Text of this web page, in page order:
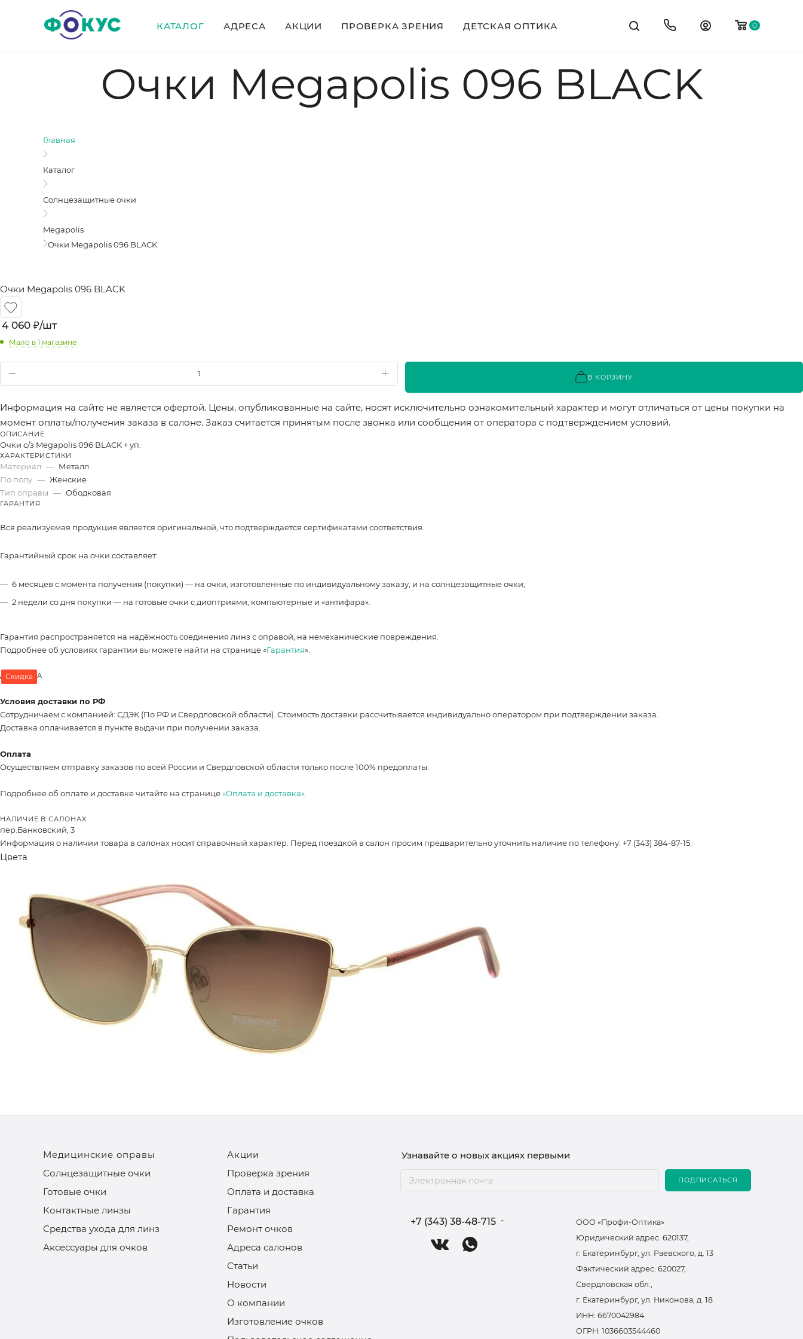
0
КАТАЛОГ АДРЕСА АКЦИИ ПРОВЕРКА ЗРЕНИЯ ДЕТСКАЯ ОПТИКА
Очки Megapolis 096 BLACK
Главная
Каталог
Солнцезащитные очки
Megapolis
Очки Megapolis 096 BLACK
Скидка
Очки Megapolis 096 BLACK
4 060 ₽/шт
Мало в 1 магазине
В КОРЗИНУ
Информация на сайте не является офертой. Цены, опубликованные на сайте, носят исключительно ознакомительный характер и могут отличаться от цены покупки на
момент оплаты/получения заказа в салоне. Заказ считается принятым после звонка или сообщения от оператора с подтверждением условий.
ОПИСАНИЕ
Очки с/з Megapolis 096 BLACK + уп.
ХАРАКТЕРИСТИКИ
Материал — Металл
По полу — Женские
Тип оправы — Ободковая
ГАРАНТИЯ
Вся реализуемая продукция является оригинальной, что подтверждается сертификатами соответствия.
Гарантийный срок на очки составляет:
6 месяцев с момента получения (покупки) — на очки, изготовленные по индивидуальному заказу, и на солнцезащитные очки;
2 недели со дня покупки — на готовые очки с диоптриями, компьютерные и «антифара».
Гарантия распространяется на надёжность соединения линз с оправой, на немеханические повреждения.
Подробнее об условиях гарантии вы можете найти на странице «Гарантия».
ДОСТАВКА
Условия доставки по РФ
Сотрудничаем с компанией: СДЭК (По РФ и Свердловской области). Стоимость доставки рассчитывается индивидуально оператором при подтверждении заказа.
Доставка оплачивается в пункте выдачи при получении заказа.
Оплата
Осуществляем отправку заказов по всей России и Свердловской области только после 100% предоплаты.
Подробнее об оплате и доставке читайте на странице«Оплата и доставка».
НАЛИЧИЕ В САЛОНАХ
пер.Банковский, 3
Информация о наличии товара в салонах носит справочный характер. Перед поездкой в салон просим предварительно уточнить наличие по телефону: +7 (343) 384-87-15.
Цвета
Медицинские оправы
Солнцезащитные очки
Готовые очки
Контактные линзы
Средства ухода для линз
Аксессуары для очков
Акции
Проверка зрения
Оплата и доставка
Гарантия
Ремонт очков
Адреса салонов
Статьи
Новости
О компании
Изготовление очков
Узнавайте о новых акциях первыми
ПОДПИСАТЬСЯ
+7 (343) 38-48-715
ООО «Профи-Оптика»
Юридический адрес: 620137,
г. Екатеринбург, ул. Раевского, д. 13
Фактический адрес: 620027,
Свердловская обл.,
г. Екатеринбург, ул. Никонова, д. 18
ИНН: 6670042984
ОГРН: 1036603544460